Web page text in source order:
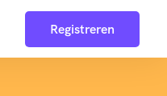
Registreren